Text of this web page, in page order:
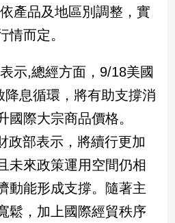
產品及地區別調整，實
情而定。
示,總經方面，9/18美國
降息循環，將有助支撐消
國際大宗商品價格。
政部表示，將續行更加
未來政策運用空間仍相
動能形成支撐。隨著主
鬆，加上國際經貿秩序